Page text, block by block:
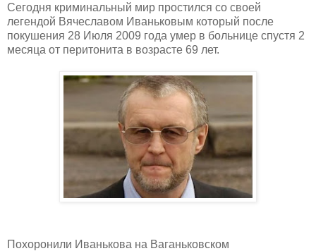
Сегодня криминальный мир простился со своей
легендой Вячеславом Иваньковым который после
покушения 28 Июля 2009 года умер в больнице спустя 2
месяца от перитонита в возрасте 69 лет.
Похоронили Иванькова на Ваганьковском